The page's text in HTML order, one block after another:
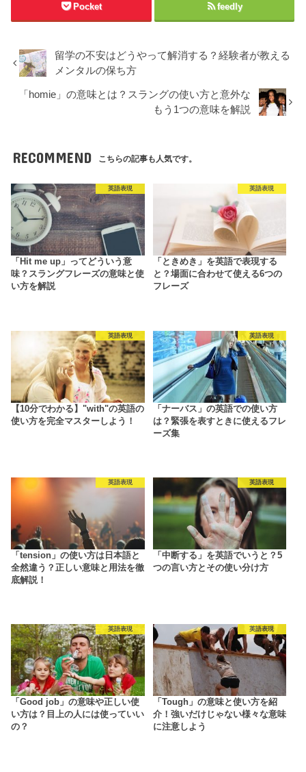
Pocket feedly
留学の不安はどうやって解消する？経験者が教える
メンタルの保ち方
「homie」の意味とは？スラングの使い方と意外な
もう1つの意味を解説
RECOMMEND こちらの記事も人気です。
英語表現
「Hit me up」ってどういう意
味？スラングフレーズの意味と使
い方を解説
英語表現
「ときめき」を英語で表現する
と？場面に合わせて使える6つの
フレーズ
英語表現
【10分でわかる】"with"の英語の
使い方を完全マスターしよう！
英語表現
「ナーバス」の英語での使い方
は？緊張を表すときに使えるフレ
ーズ集
英語表現
「tension」の使い方は日本語と
全然違う？正しい意味と用法を徹
底解説！
英語表現
「中断する」を英語でいうと？5
つの言い方とその使い分け方
英語表現
「Good job」の意味や正しい使
い方は？目上の人には使っていい
の？
英語表現
「Tough」の意味と使い方を紹
介！強いだけじゃない様々な意味
に注意しよう